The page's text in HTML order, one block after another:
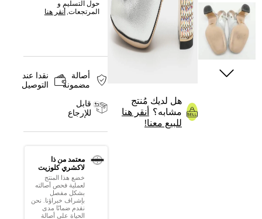
هل لديك مُنتج
مشابه؟
أنقر هنا
للبيع معنا!
حول التسليم و
المرتجعات, أنقر هنا
أصالة
مضمونة
نقدا عند
التوصيل
قابل
للإرجاع
معتمد من ذا
لاكشري كلوزيت
خضع هذا المنتج
لعملية فحص أصالته
بشكل مفصل
بإشراف خبراؤنا. نحن
نقدم ضمانًا مدى
الحياة على أصالة